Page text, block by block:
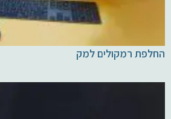
החלפת רמקולים למק